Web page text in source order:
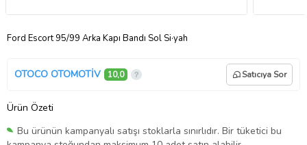
Ford Escort 95/99 Arka Kapı Bandı Sol Si·yah
OTOCO OTOMOTİV 10,0 Satıcıya Sor
Ürün Özeti
Bu ürünün kampanyalı satışı stoklarla sınırlıdır. Bir tüketici bu